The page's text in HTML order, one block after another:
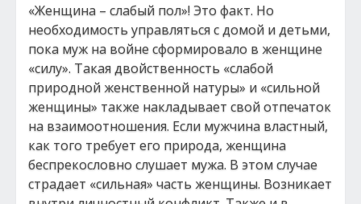
«Женщина – слабый пол»! Это факт. Но
необходимость управляться с домой и детьми,
пока муж на войне сформировало в женщине
«силу». Такая двойственность «слабой
природной женственной натуры» и «сильной
женщины» также накладывает свой отпечаток
на взаимоотношения. Если мужчина властный,
как того требует его природа, женщина
беспрекословно слушает мужа. В этом случае
страдает «сильная» часть женщины. Возникает